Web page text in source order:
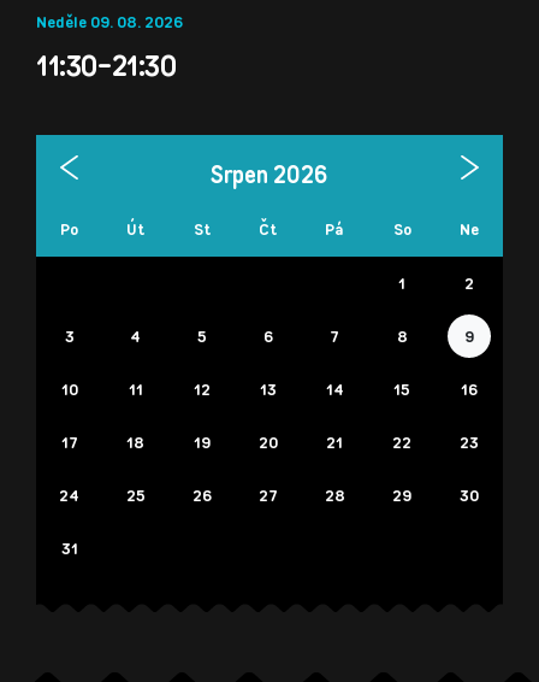
Neděle 09. 08. 2026
11:30-21:30
Srpen 2026
Po Út St Čt Pá So Ne
1 2
3 4 5 6 7 8 9
10 11 12 13 14 15 16
17 18 19 20 21 22 23
24 25 26 27 28 29 30
31